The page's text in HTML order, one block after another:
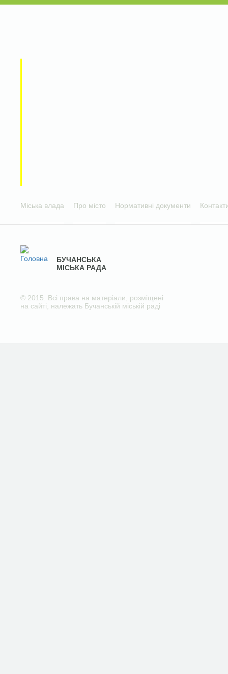
Міська влада Про місто Нормативні документи
БУЧАНСЬКА
МІСЬКА РАДА
© 2015. Всі права на матеріали, розміщені
на сайті, належать Бучанській міській раді